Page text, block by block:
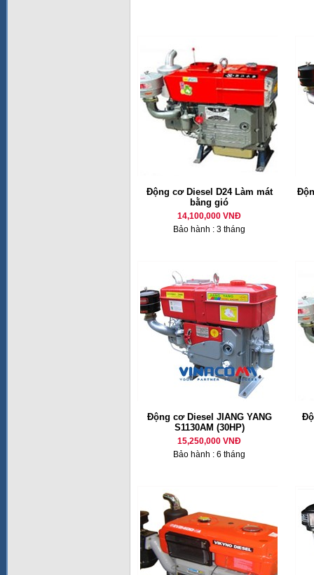
Động cơ Diesel D24 Làm mát
bằng gió
14,100,000 VNĐ
Bảo hành : 3 tháng
Động cơ Diesel JIANG YANG
S1130AM (30HP)
15,250,000 VNĐ
Bảo hành : 6 tháng